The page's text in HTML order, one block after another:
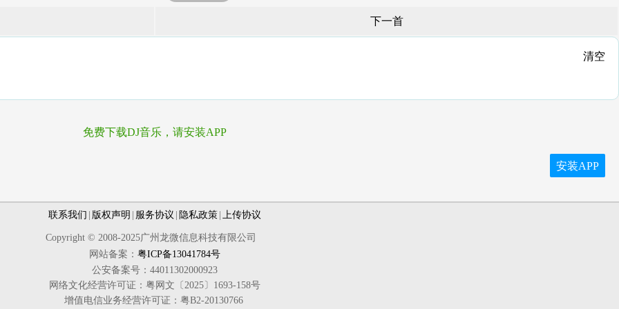
下一首
清空
免费下载DJ音乐，请安装APP
安装APP
联系我们 版权声明 服务协议 隐私政策 上传协议
Copyright © 2008-2025广州龙微信息科技有限公司
网站备案： 粤ICP备13041784号
公安备案号：44011302000923
网络文化经营许可证：粤网文〔2025〕1693-158号
增值电信业务经营许可证：粤B2-20130766